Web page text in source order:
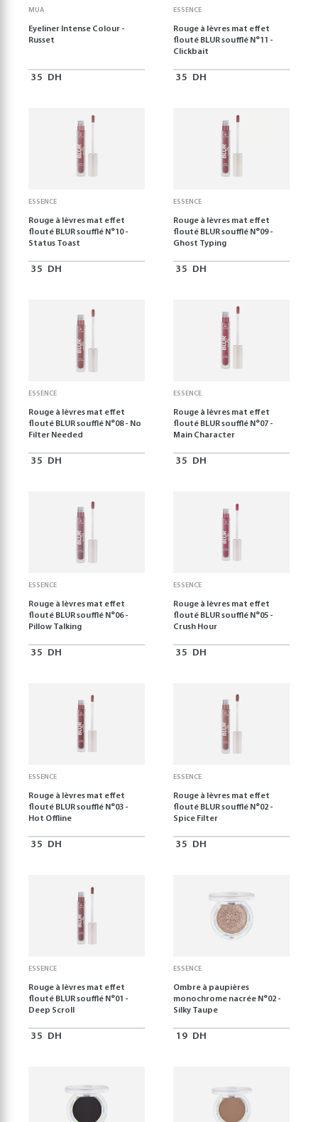
MUA
Eyeliner Intense Colour -
Russet
35 DH
ESSENCE
Rouge à lèvres mat effet
flouté BLUR soufflé N°11 -
Clickbait
35 DH
ESSENCE
Rouge à lèvres mat effet
flouté BLUR soufflé N°10 -
Status Toast
35 DH
ESSENCE
Rouge à lèvres mat effet
flouté BLUR soufflé N°09 -
Ghost Typing
35 DH
ESSENCE
Rouge à lèvres mat effet
flouté BLUR soufflé N°08 - No
Filter Needed
35 DH
ESSENCE
Rouge à lèvres mat effet
flouté BLUR soufflé N°07 -
Main Character
35 DH
ESSENCE
Rouge à lèvres mat effet
flouté BLUR soufflé N°06 -
Pillow Talking
35 DH
ESSENCE
Rouge à lèvres mat effet
flouté BLUR soufflé N°05 -
Crush Hour
35 DH
ESSENCE
Rouge à lèvres mat effet
flouté BLUR soufflé N°03 -
Hot Offline
35 DH
ESSENCE
Rouge à lèvres mat effet
flouté BLUR soufflé N°02 -
Spice Filter
35 DH
ESSENCE
Rouge à lèvres mat effet
flouté BLUR soufflé N°01 -
Deep Scroll
35 DH
ESSENCE
Ombre à paupières
monochrome nacrée N°02 -
Silky Taupe
19 DH